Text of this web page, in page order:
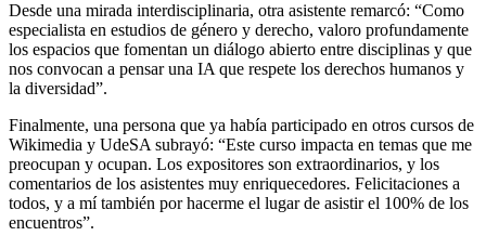
Desde una mirada interdisciplinaria, otra asistente remarcó: “Como
especialista en estudios de género y derecho, valoro profundamente
los espacios que fomentan un diálogo abierto entre disciplinas y que
nos convocan a pensar una IA que respete los derechos humanos y
la diversidad”.
Finalmente, una persona que ya había participado en otros cursos de
Wikimedia y UdeSA subrayó: “Este curso impacta en temas que me
preocupan y ocupan. Los expositores son extraordinarios, y los
comentarios de los asistentes muy enriquecedores. Felicitaciones a
todos, y a mí también por hacerme el lugar de asistir el 100% de los
encuentros”.